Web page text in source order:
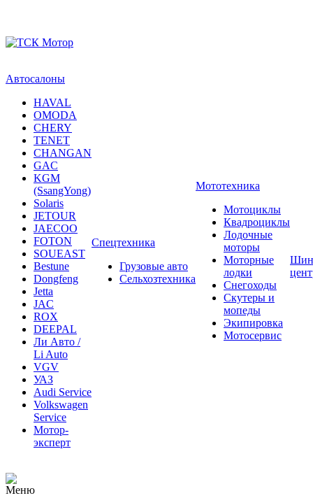
OMODA
CHERY
TENET
CHANGAN
GAC
KGM
(SsangYong)
Solaris
JETOUR
JAECOO
FOTON
SOUEAST
Bestune
Dongfeng
Jetta
JAC
ROX
DEEPAL
Ли Авто /
Li Auto
VGV
УАЗ
Audi Service
Volkswagen
Service
Мотор-
эксперт
Сельхозтехника
Квадроциклы
Лодочные
моторы
Моторные
лодки
Снегоходы
Скутеры и
мопеды
Экипировка
Мотосервис